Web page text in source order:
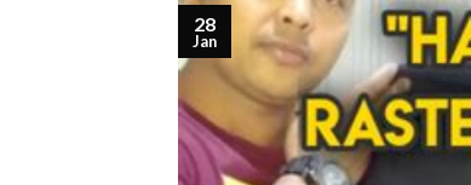
28
Jan